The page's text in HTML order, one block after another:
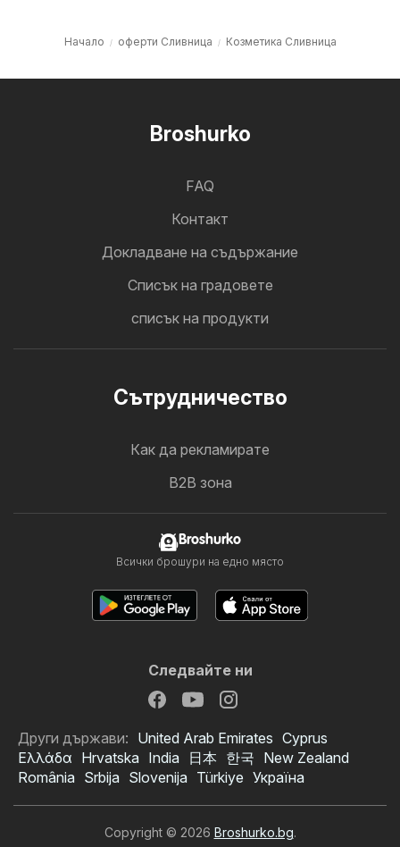
Начало оферти Сливница Козметика Сливница
Broshurko
FAQ
Контакт
Докладване на съдържание
Cписък на градовете
списък на продукти
Cътрудничество
Как да рекламирате
B2B зона
Broshurko
Всички брошури на едно място
Следвайте ни
Други държави: United Arab Emirates Cyprus
Ελλάδα Hrvatska India 日本 한국 New Zealand
România Srbija Slovenija Türkiye Україна
Copyright © 2026 Broshurko.bg.